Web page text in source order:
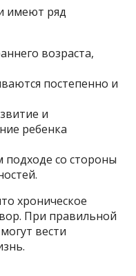
имеют ряд
возраста,
постепенно и
и
ребенка
со стороны
хроническое
При правильной
вести